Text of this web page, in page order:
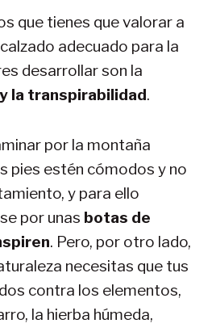
que tienes que valorar a
adecuado para la
desarrollar son la
la transpirabilidad.
por la montaña
pies estén cómodos y no
y para ello
por unas botas de
. Pero, por otro lado,
necesitas que tus
contra los elementos,
la hierba húmeda,